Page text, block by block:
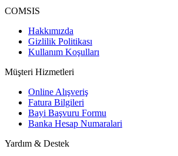
COMSIS
Hakkımızda
Gizlilik Politikası
Kullanım Koşulları
Müşteri Hizmetleri
Online Alışveriş
Fatura Bilgileri
Bayi Başvuru Formu
Banka Hesap Numaralari
Yardım & Destek